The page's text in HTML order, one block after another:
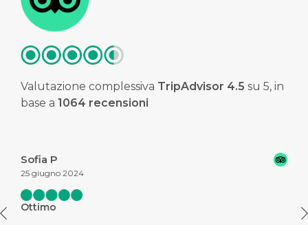
Valutazione complessiva TripAdvisor 4.5 su 5, in
base a 1064 recensioni
Sofia P
25 giugno 2024
Ottimo